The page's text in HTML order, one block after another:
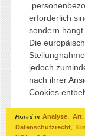
erforderlich
sondern
Die
jedoch
nach ihrer
Cookies
Posted in Analyse, Art.
Datenschutzrecht,